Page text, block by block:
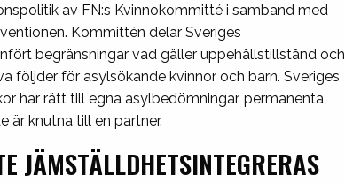
av FN:s Kvinnokommitté i samband med
Kommittén delar Sveriges
begränsningar vad gäller uppehållstillstånd och
följder för asylsökande kvinnor och barn. Sveriges
har rätt till egna asylbedömningar, permanenta
är knutna till en partner.
JÄMSTÄLLDHETSINTEGRERAS